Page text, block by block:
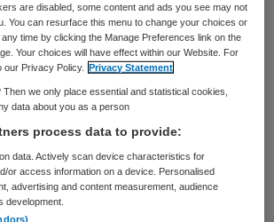
belandt met een infarct. In
worden ook de andere
vernauwingen gedaan.
ziekenhuis
dat het beter is om bij een
ook direct de bloedvaten
te dotteren. “Het kan
veel zorgkosten en met name
are disabled, some content and ads you see may not
You can resurface this menu to change your choices or
time by clicking the Manage Preferences link on the
Your choices will have effect within our Website. For
our Privacy Policy.
Privacy Statement
we only place essential and statistical cookies,
data about you as a person
process data to provide:
data. Actively scan device characteristics for
or access information on a device. Personalised
advertising and content measurement, audience
development.